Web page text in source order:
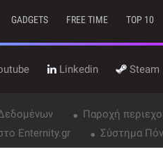
GADGETS FREE TIME TOP 10
Linkedin Steam
Παροχή
Enternity.gr
Σύστημα